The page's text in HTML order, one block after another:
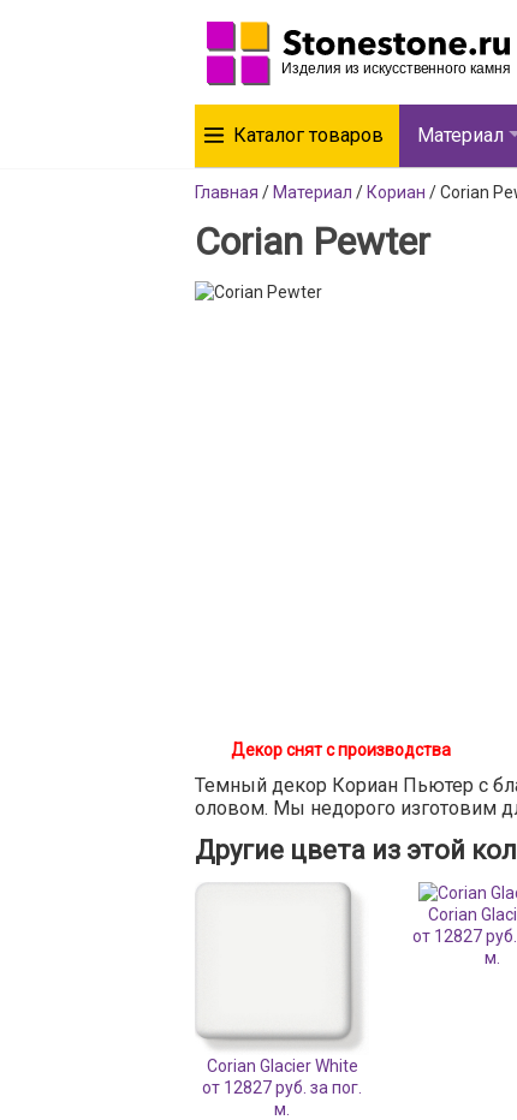
Каталог товаров Материал
Главная / Материал / Кориан /Corian
Corian Pewter
Декор снят с производства
Темный декор Кориан Пьютер с
оловом. Мы недорого изготовим
Другие цвета из этой
Corian Glacier White
от 12827 руб. за пог.
м.
Corian
от 12827 руб.
м.